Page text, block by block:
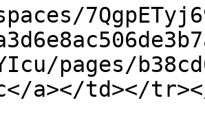
pages/
a></td></